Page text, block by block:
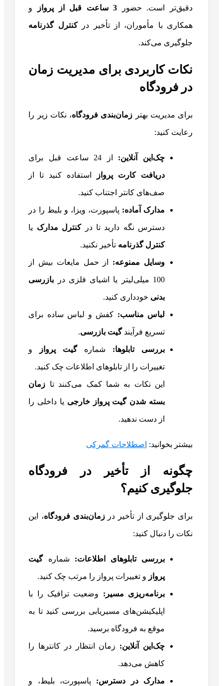
دقیق‌تر است. حضور 3 ساعت قبل از پرواز و
همکاری با مأموران، از تأخیر درکنترل گذرنامه
جلوگیری می‌کند.
نکات کاربردی برای مدیریت زمان
در فرودگاه
برای مدیریت بهتر زمان‌بندی فرودگاه، نکات زیر را
رعایت کنید:
چک‌این آنلاین: از 24 ساعت قبل برای
دریافت کارت پرواز استفاده کنید تا از
صف‌های کانتر اجتناب کنید.
مدارک آماده: پاسپورت، ویزا، و بلیط را در
دسترس نگه دارید تا درکنترل مدارک یا
کنترل گذرنامه تأخیر نکنید.
وسایل ممنوعه: از حمل مایعات بیش از
100 میلی‌لیتر یا اشیای فلزی در بازرسی
بدنی خودداری کنید.
لباس مناسب: کفش و لباس ساده برای
تسریع فرآیندگیت بازرسی.
بررسی تابلوها: شمارهگیت پرواز و
تغییرات را از تابلوهای اطلاعات چک کنید.
این نکات به شما کمک می‌کنند تا زمان
بسته شدن گیت پرواز خارجی یا داخلی را
از دست ندهید.
بیشتر بخوانید: اصطلاحات گمرکی
چگونه از تأخیر در فرودگاه
جلوگیری کنیم؟
برای جلوگیری از تأخیر درزمان‌بندی فرودگاه، این
نکات را دنبال کنید:
بررسی تابلوهای اطلاعات: شمارهگیت
پرواز و تغییرات پرواز را مرتب چک کنید.
برنامه‌ریزی مسیر : وضعیت ترافیک را با
اپلیکیشن‌های مسیریابی بررسی کنید تا به
موقع به فرودگاه برسید.
چک‌این آنلاین: زمان انتظار در کانترها را
کاهش می‌دهد.
مدارک در دسترس: پاسپورت، بلیط، و